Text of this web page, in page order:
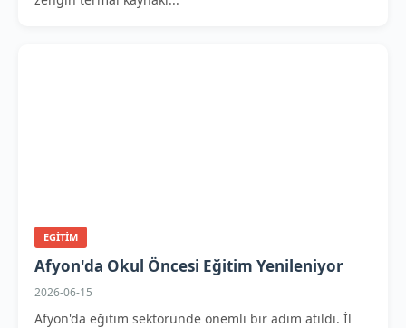
EGITIM
Afyon'da Okul Öncesi Eğitim Yenileniyor
2026-06-15
Afyon'da eğitim sektöründe önemli bir adım atıldı. İl